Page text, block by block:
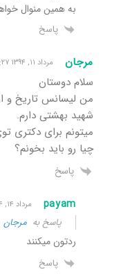
به همین منوال
پاسخ
مرجان مرداد ۱۱, ۱۳۹۴ ۹:۲۷ ق٫ظ
سلام دوستان
من لیسانس تاریخ و
شهید بهشتی دارم.
میتونم برای دکتری
چیا رو باید بخونم؟
پاسخ
payam مرداد ۱۴, ۱۳۹۴ ۱۱:۵۹ ق٫ظ
پاسخ به مرجان
ردتون میکنند
پاسخ